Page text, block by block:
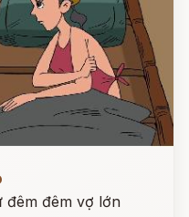
đêm đêm vợ lớn